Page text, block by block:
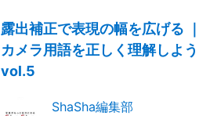
露出補正で表現の幅を広げる ｜
カメラ用語を正しく理解しよう
vol.5
ShaSha編集部